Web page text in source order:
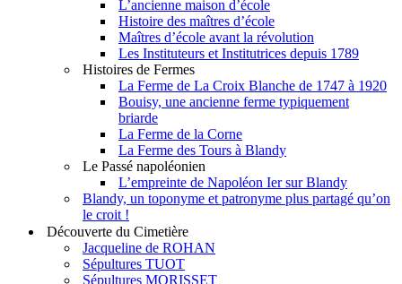
L’ancienne maison d’école
Histoire des maîtres d’école
Maîtres d’école avant la révolution
Les Instituteurs et Institutrices depuis 1789
Histoires de Fermes
La Ferme de La Croix Blanche de 1747 à 1920
Bouisy, une ancienne ferme typiquement
briarde
La Ferme de la Corne
La Ferme des Tours à Blandy
Le Passé napoléonien
L’empreinte de Napoléon Ier sur Blandy
Blandy, un toponyme et patronyme plus partagé qu’on
le croit !
Découverte du Cimetière
Jacqueline de ROHAN
Sépultures TUOT
Sépultures MORISSET